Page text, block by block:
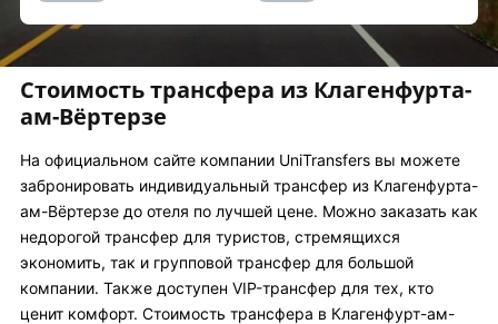
Стоимость трансфера из Клагенфурта-
ам-Вёртерзе
На официальном сайте компании UniTransfers вы можете
забронировать индивидуальный трансфер из Клагенфурта-
ам-Вёртерзе до отеля по лучшей цене. Можно заказать как
недорогой трансфер для туристов, стремящихся
экономить, так и групповой трансфер для большой
компании. Также доступен VIP-трансфер для тех, кто
ценит комфорт. Стоимость трансфера в Клагенфурт-ам-